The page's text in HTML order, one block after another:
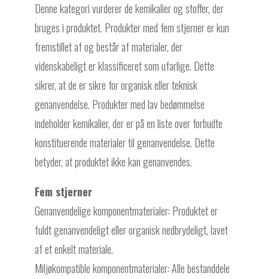
Denne kategori vurderer de kemikalier og stoffer, der
bruges i produktet. Produkter med fem stjerner er kun
fremstillet af og består af materialer, der
videnskabeligt er klassificeret som ufarlige. Dette
sikrer, at de er sikre for organisk eller teknisk
genanvendelse. Produkter med lav bedømmelse
indeholder kemikalier, der er på en liste over forbudte
konstituerende materialer til genanvendelse. Dette
betyder, at produktet ikke kan genanvendes.
Fem stjerner
Genanvendelige komponentmaterialer: Produktet er
fuldt genanvendeligt eller organisk nedbrydeligt, lavet
af et enkelt materiale.
Miljøkompatible komponentmaterialer: Alle bestanddele